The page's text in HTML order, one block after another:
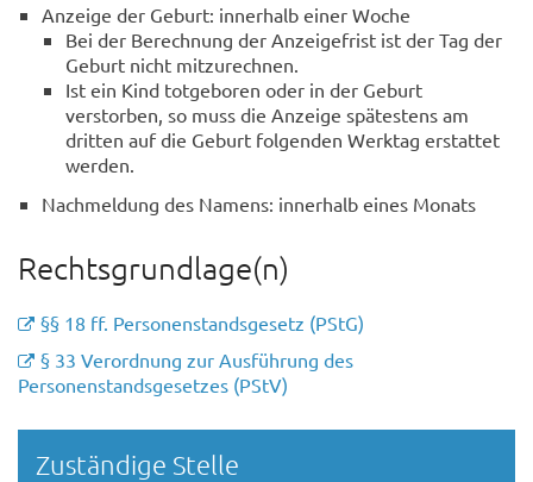
Anzeige der Geburt: innerhalb einer Woche
Bei der Berechnung der Anzeigefrist ist der Tag der
Geburt nicht mitzurechnen.
Ist ein Kind totgeboren oder in der Geburt
verstorben, so muss die Anzeige spätestens am
dritten auf die Geburt folgenden Werktag erstattet
werden.
Nachmeldung des Namens: innerhalb eines Monats
Rechtsgrundlage(n)
§§ 18 ff. Personenstandsgesetz (PStG)
§ 33 Verordnung zur Ausführung des
Personenstandsgesetzes (PStV)
Randspalte
Zuständige Stelle